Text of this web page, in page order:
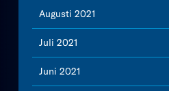
Augusti 2021
Juli 2021
Juni 2021